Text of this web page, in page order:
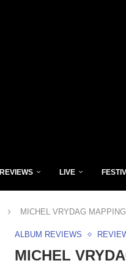
REVIEWS LIVE
MICHEL VRYDAG
ALBUM REVIEWS
MICHEL